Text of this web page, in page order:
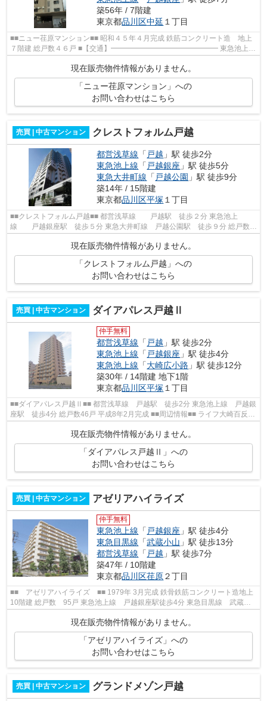
築56年 / 7階建
東京都品川区中延 １丁目
■■ニュー荏原マンション■■ 昭和４５年４月完成 鉄筋コンクリート造 地上
７階建 総戸数４６戸 ■【交通】━━━━━━━━━━━━━━━ 東急池上線
≪荏原中延≫駅より徒歩４分 都営浅草線≪戸越≫駅よ...
現在販売物件情報がありません。
「ニュー荏原マンション」への
お問い合わせはこちら
売買 | 中古マンション クレストフォルム戸越
都営浅草線 「 戸越 」駅 徒歩2分
東急池上線 「 戸越銀座 」駅 徒歩5分
東急大井町線 「 戸越公園 」駅 徒歩9分
築14年 / 15階建
東京都品川区平塚 １丁目
■■クレストフォルム戸越■■ 都営浅草線 戸越駅 徒歩２分 東急池上
線 戸越銀座駅 徒歩５分 東急大井町線 戸越公園駅 徒歩９分 総戸数７
０戸 鉄筋コンクリート造１５階建 ２...
現在販売物件情報がありません。
「クレストフォルム戸越」への
お問い合わせはこちら
売買 | 中古マンション ダイアパレス戸越Ⅱ
仲手無料
都営浅草線 「 戸越 」駅 徒歩2分
東急池上線 「 戸越銀座 」駅 徒歩4分
東急池上線 「大崎広小路 」駅 徒歩12分
築30年 / 14階建 地下1階
東京都品川区平塚 １丁目
■■ダイアパレス戸越Ⅱ■■ 都営浅草線 戸越駅 徒歩2分 東急池上線 戸越銀
座駅 徒歩4分 総戸数46戸 平成8年2月完成 ■■周辺情報■■ ライフ大崎百反通
現在販売物件情報がありません。
「ダイアパレス戸越Ⅱ」への
お問い合わせはこちら
売買 | 中古マンション アゼリアハイライズ
仲手無料
東急池上線 「 戸越銀座 」駅 徒歩4分
東急目黒線 「武蔵小山 」駅 徒歩13分
都営浅草線 「 戸越 」駅 徒歩7分
築47年 / 10階建
東京都品川区荏原２丁目
■■ アゼリアハイライズ ■■ 1979年 3月完成 鉄骨鉄筋コンクリート造地上
10階建 総戸数 95戸 東急池上線 戸越銀座駅徒歩4分 東急目黒線 武蔵小
山駅徒歩13分 都営浅草線 戸越駅徒...
現在販売物件情報がありません。
「アゼリアハイライズ」への
お問い合わせはこちら
売買 | 中古マンション グランドメゾン戸越